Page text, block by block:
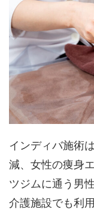
インディバ施術
減、女性の痩身
ツジムに通う男
介護施設でも利